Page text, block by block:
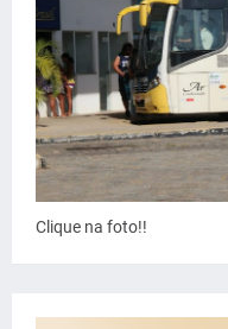
Clique na foto!!